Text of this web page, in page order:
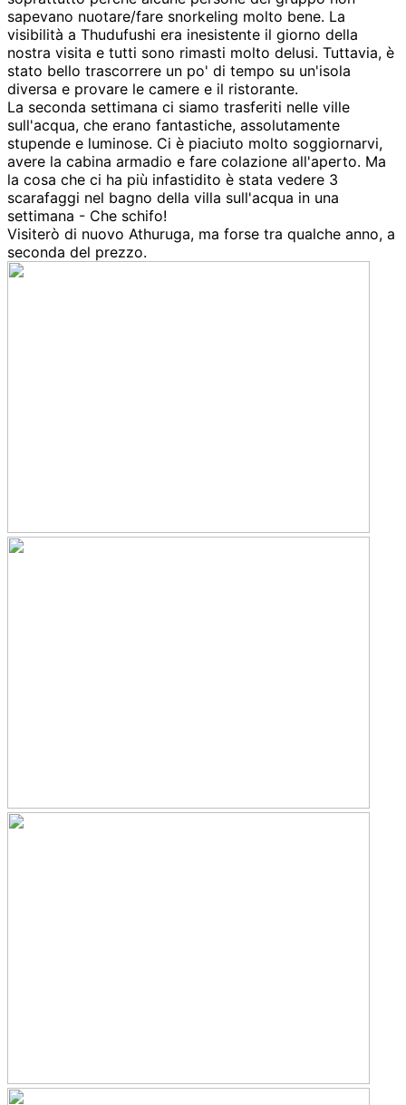
sapevano nuotare/fare snorkeling molto bene. La
visibilità a Thudufushi era inesistente il giorno della
nostra visita e tutti sono rimasti molto delusi. Tuttavia, è
stato bello trascorrere un po' di tempo su un'isola
diversa e provare le camere e il ristorante.
La seconda settimana ci siamo trasferiti nelle ville
sull'acqua, che erano fantastiche, assolutamente
stupende e luminose. Ci è piaciuto molto soggiornarvi,
avere la cabina armadio e fare colazione all'aperto. Ma
la cosa che ci ha più infastidito è stata vedere 3
scarafaggi nel bagno della villa sull'acqua in una
settimana - Che schifo!
Visiterò di nuovo Athuruga, ma forse tra qualche anno, a
seconda del prezzo.